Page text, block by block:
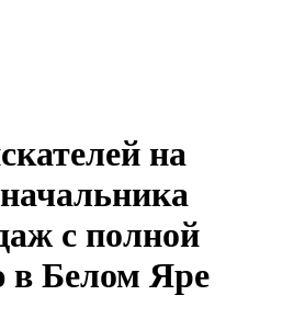
на
с полной
в Белом Яре